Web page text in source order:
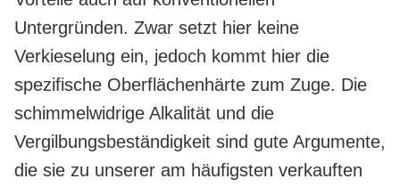
Untergründen. Zwar setzt hier keine
Verkieselung ein, jedoch kommt hier die
spezifische Oberflächenhärte zum Zuge. Die
schimmelwidrige Alkalität und die
Vergilbungsbeständigkeit sind gute Argumente,
die sie zu unserer am häufigsten verkauften